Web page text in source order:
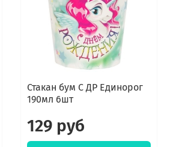
Стакан бум С ДР Единорог
190мл 6шт
129 руб